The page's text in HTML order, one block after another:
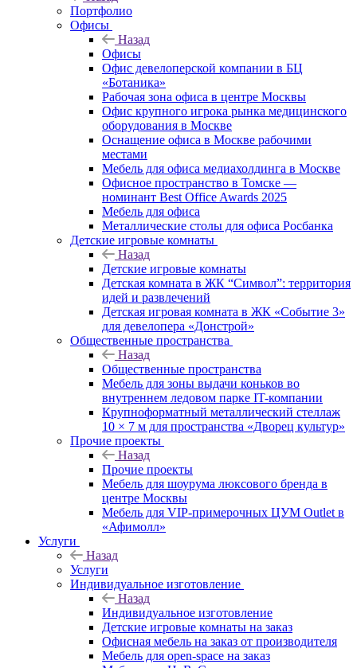
Портфолио
Офисы
Назад
Офисы
Офис девелоперской компании в БЦ
«Ботаника»
Рабочая зона офиса в центре Москвы
Офис крупного игрока рынка медицинского
оборудования в Москве
Оснащение офиса в Москве рабочими
местами
Мебель для офиса медиахолдинга в Москве
Офисное пространство в Томске —
номинант Best Office Awards 2025
Мебель для офиса
Металлические столы для офиса Росбанка
Детские игровые комнаты
Назад
Детские игровые комнаты
Детская комната в ЖК “Символ”: территория
идей и развлечений
Детская игровая комната в ЖК «Событие 3»
для девелопера «Донстрой»
Общественные пространства
Назад
Общественные пространства
Мебель для зоны выдачи коньков во
внутреннем ледовом парке IT-компании
Крупноформатный металлический стеллаж
10 × 7 м для пространства «Дворец культур»
Прочие проекты
Назад
Прочие проекты
Мебель для шоурума люксового бренда в
центре Москвы
Мебель для VIP-примерочных ЦУМ Outlet в
«Афимолл»
Услуги
Назад
Услуги
Индивидуальное изготовление
Назад
Индивидуальное изготовление
Детские игровые комнаты на заказ
Офисная мебель на заказ от производителя
Мебель для open-space на заказ